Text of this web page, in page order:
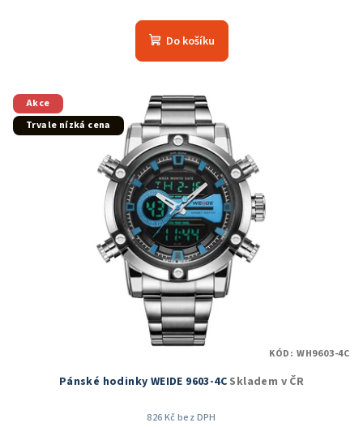
hodnocení
produktu
5
hvězdiček.
Do košíku
Akce
Trvale nízká cena
Pánské hodinky WEIDE 9603-4C Skladem v ČR
826 Kč bez DPH
KÓD: WH9603-4C